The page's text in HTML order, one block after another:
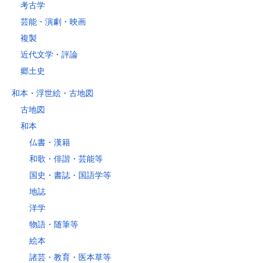
考古学
芸能・演劇・映画
複製
近代文学・評論
郷土史
和本・浮世絵・古地図
古地図
和本
仏書・漢籍
和歌・俳諧・芸能等
国史・書誌・国語学等
地誌
洋学
物語・随筆等
絵本
諸芸・教育・医本草等